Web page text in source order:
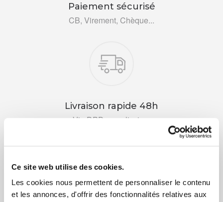
Ce site web utilise des cookies.
Les cookies nous permettent de personnaliser le contenu
et les annonces, d'offrir des fonctionnalités relatives aux
Paiement sécurisé
CB, Virement, Chèque...
Livraison rapide 48h
Via DPD ou colissimo